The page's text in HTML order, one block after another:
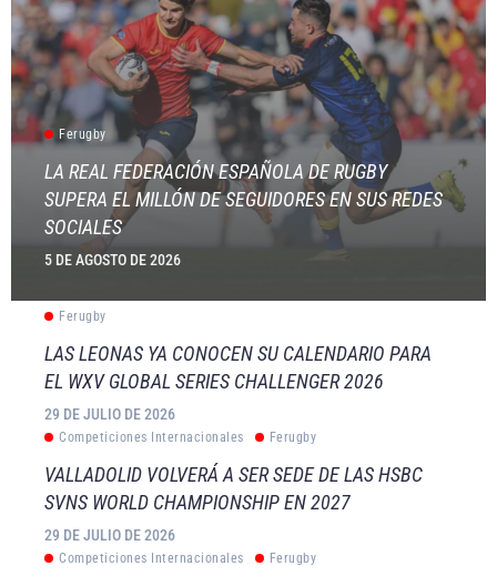
Ferugby
LA REAL FEDERACIÓN ESPAÑOLA DE RUGBY
SUPERA EL MILLÓN DE SEGUIDORES EN SUS REDES
SOCIALES
5 DE AGOSTO DE 2026
Ferugby
LAS LEONAS YA CONOCEN SU CALENDARIO PARA
EL WXV GLOBAL SERIES CHALLENGER 2026
29 DE JULIO DE 2026
Competiciones Internacionales Ferugby
VALLADOLID VOLVERÁ A SER SEDE DE LAS HSBC
SVNS WORLD CHAMPIONSHIP EN 2027
29 DE JULIO DE 2026
Competiciones Internacionales Ferugby